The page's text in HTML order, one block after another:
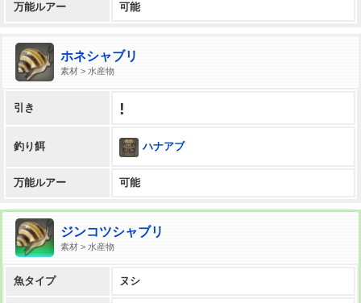
万能ルアー 可能
ホネシャブリ
素材 > 水産物
引き !
釣り餌 ハナアブ
万能ルアー 可能
ジンコツシャブリ
素材 > 水産物
魚タイプ ヌシ